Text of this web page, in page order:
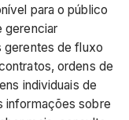
para o público
gerenciar
gerentes de fluxo
ordens de
individuais de
informações sobre